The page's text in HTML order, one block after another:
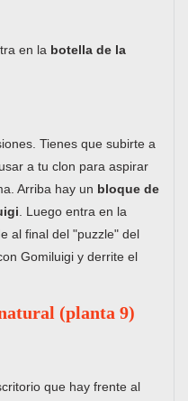
en la botella de la
Tienes que subirte a
a tu clon para aspirar
Arriba hay un bloque de
. Luego entra en la
al final del "puzzle" del
Gomiluigi y derrite el
(planta 9)
que hay frente al